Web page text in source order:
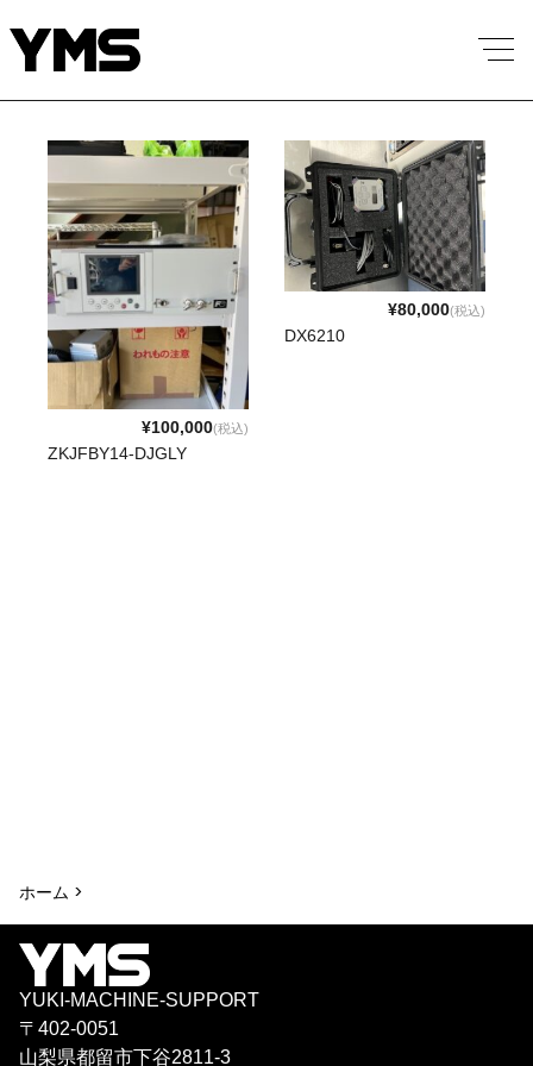
¥100,000(税込)
ZKJFBY14-DJGLY
¥80,000(税込)
DX6210
ホーム >
YUKI-MACHINE-SUPPORT
〒402-0051
山梨県都留市下谷2811-3